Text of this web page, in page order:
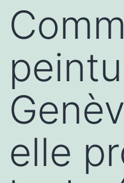
elle